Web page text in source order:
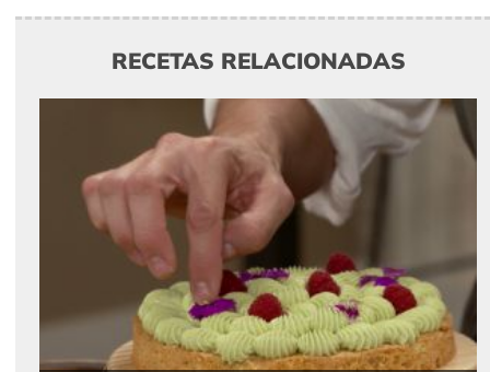
RECETAS RELACIONADAS